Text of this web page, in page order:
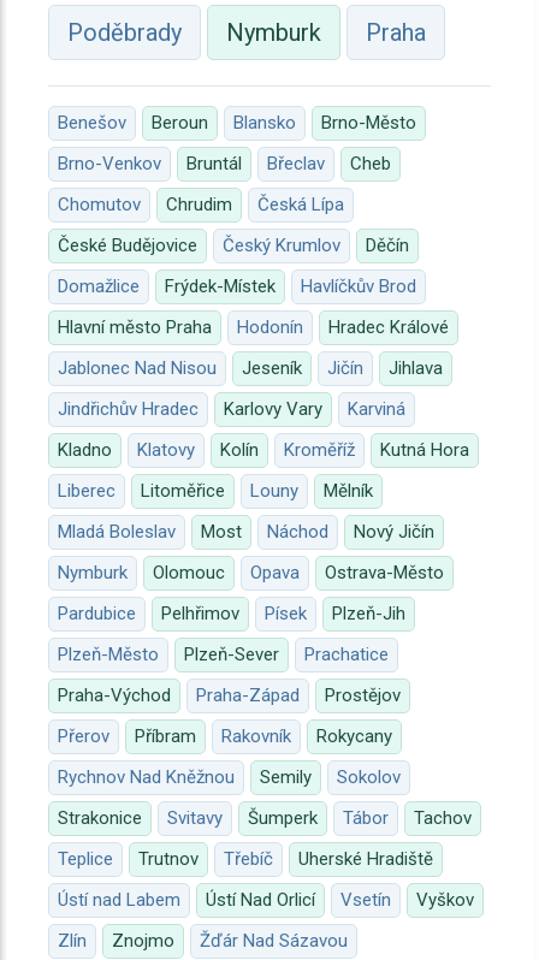
Poděbrady Nymburk Praha
Benešov Beroun Blansko
Brno-Město
Brno-Venkov
Bruntál Břeclav
Cheb
Chomutov
Chrudim
Česká Lípa
České Budějovice
Český Krumlov
Děčín
Domažlice
Frýdek-Místek
Havlíčkův Brod
Hlavní město Praha
Hodonín
Hradec Králové
Jablonec Nad Nisou
Jeseník Jičín
Jihlava
Jindřichův Hradec
Karlovy Vary
Karviná
Kladno
Klatovy Kolín Kroměříž
Kutná Hora
Liberec
Litoměřice Louny
Mělník
Mladá Boleslav
Most Náchod
Nový Jičín
Nymburk
Olomouc Opava
Ostrava-Město
Pardubice
Pelhřimov Písek
Plzeň-Jih
Plzeň-Město
Plzeň-Sever
Prachatice
Praha-Východ
Praha-Západ
Prostějov
Přerov
Příbram Rakovník
Rokycany
Rychnov Nad Kněžnou
Semily
Sokolov
Strakonice
Svitavy Šumperk Tábor
Tachov
Teplice
Trutnov Třebíč
Uherské Hradiště
Ústí nad Labem
Ústí Nad Orlicí Vsetín
Vyškov
Zlín
Znojmo Žďár Nad Sázavou